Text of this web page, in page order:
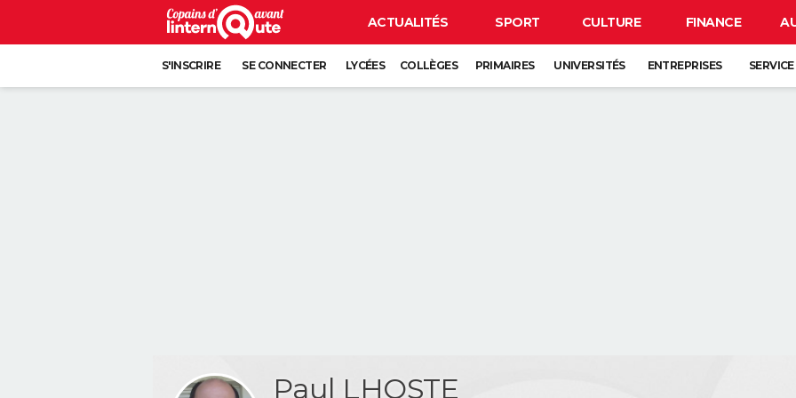
ACTUALITÉS SPORT CULTURE FINANCE
S'INSCRIRE SE CONNECTER LYCÉES COLLÈGES PRIMAIRES UNIVERSITÉS ENTREPRISES
Paul LHOSTE